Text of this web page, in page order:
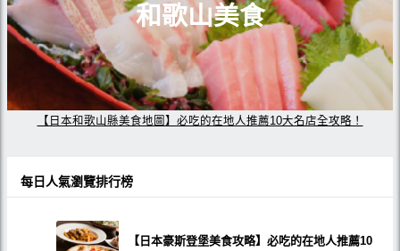
和歌山美食
【日本和歌山縣美食地圖】必吃的在地人推薦10大名店全攻略！
每日人氣瀏覽排行榜
【日本豪斯登堡美食攻略】必吃的在地人推薦10